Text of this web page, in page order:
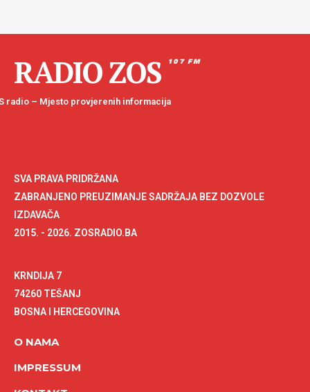
RADIO ZOS 107 FM
radio – Mjesto provjerenih informacija
SVA PRAVA PRIDRŽANA
ZABRANJENO PREUZIMANJE SADRŽAJA BEZ DOZVOLE
IZDAVAČA
2015. - 2026. ZOSRADIO.BA
KRNDIJA 7
74260 TEŠANJ
BOSNA I HERCEGOVINA
O NAMA
IMPRESSUM